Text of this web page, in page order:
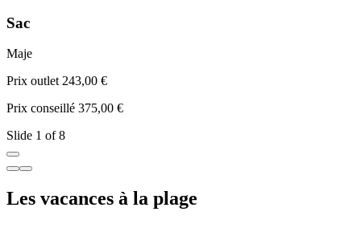
Sac
Maje
Prix outlet 243,00 €
Prix conseillé 375,00 €
Slide 1 of 8
Les vacances à la plage